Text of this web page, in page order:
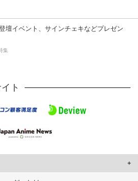
壇イベント、サインチェキなどプレゼン
集
ト